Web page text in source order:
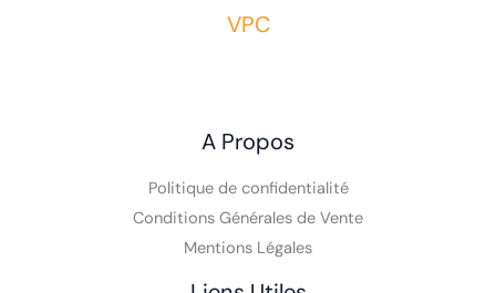
VPC
A Propos
Politique de confidentialité
Conditions Générales de Vente
Mentions Légales